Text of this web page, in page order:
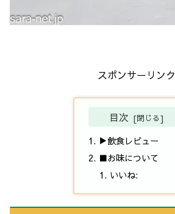
スポンサーリンク
目次
▶飲食レビュー
■お味について
いいね: